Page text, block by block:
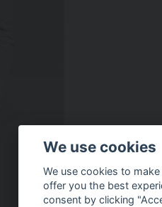
We use cookies
We use cookies to
offer you the best
consent by clicking